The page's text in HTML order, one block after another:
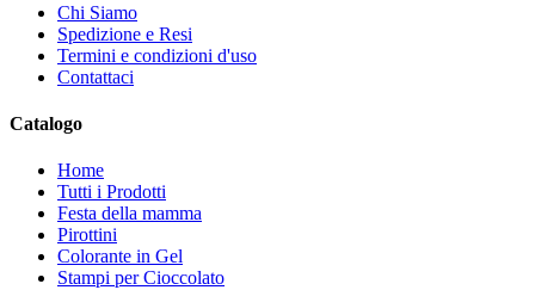
Chi Siamo
Spedizione e Resi
Termini e condizioni d'uso
Contattaci
Catalogo
Home
Tutti i Prodotti
Festa della mamma
Pirottini
Colorante in Gel
Stampi per Cioccolato